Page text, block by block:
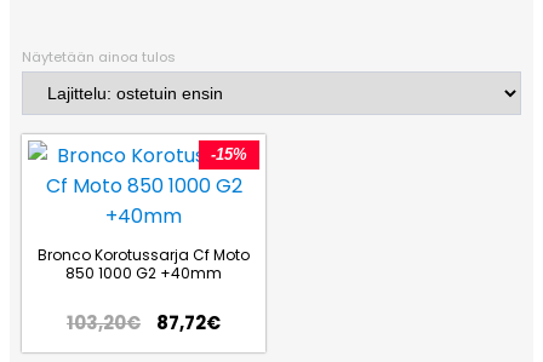
Näytetään ainoa tulos
-15%
Bronco Korotussarja Cf Moto
850 1000 G2 +40mm
103,20€ 87,72€